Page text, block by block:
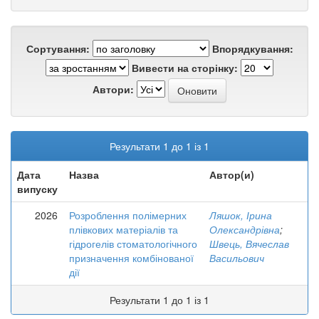
Сортування:
Впорядкування:
Вивести на сторінку:
Автори:
Результати 1 до 1 із 1
Дата
випуску
Назва Автор(и)
2026
Розроблення полімерних
плівкових матеріалів та
гідрогелів стоматологічного
призначення комбінованої
дії
Ляшок, Ірина
Олександрівна;
Швець, Вячеслав
Васильович
Результати 1 до 1 із 1